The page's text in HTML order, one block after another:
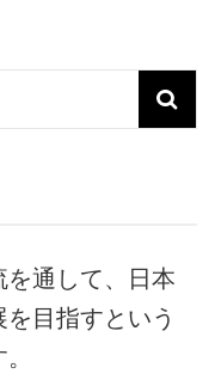
を通して、日本
目指すという